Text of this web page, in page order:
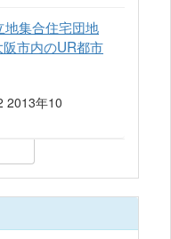
地集合住宅団地
市内のUR都市
2013年10